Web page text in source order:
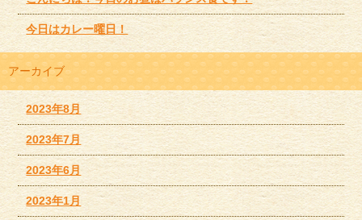
今日はカレー曜日！
アーカイブ
2023年8月
2023年7月
2023年6月
2023年1月